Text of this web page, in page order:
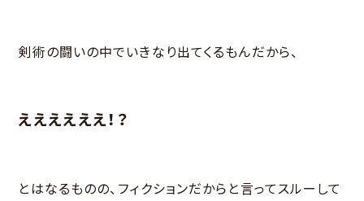
剣術の闘いの中でいきなり出てくるもんだから、
ええええええ！？
とはなるものの、フィクションだからと言ってスルーして